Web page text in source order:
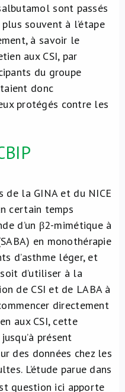
sont passés
souvent à l’étape
à savoir le
aux CSI, par
du groupe
donc
protégés contre les
de la GINA et du NICE
certain temps
d’un β2-mimétique à
en monothérapie
d’asthme léger, et
d’utiliser à la
de CSI et de LABA à
directement
aux CSI, cette
présent
des données chez les
L’étude parue dans
question ici apporte